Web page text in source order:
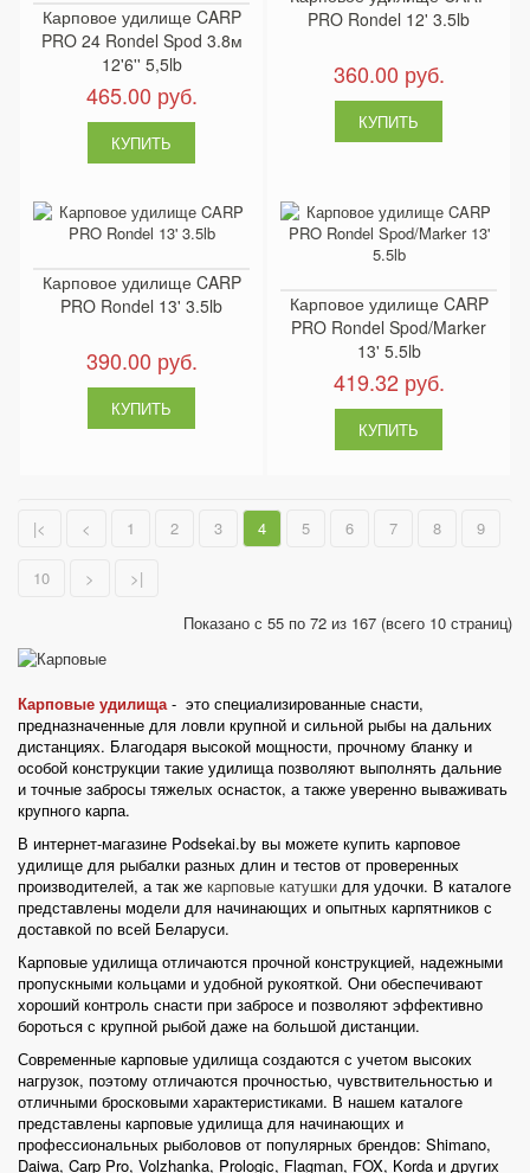
Карповые удилища - это специализированные снасти,
предназначенные для ловли крупной и сильной рыбы на дальних
дистанциях. Благодаря высокой мощности, прочному бланку и
особой конструкции такие удилища позволяют выполнять дальние
и точные забросы тяжелых оснасток, а также уверенно вываживать
крупного карпа.
В интернет-магазине Podsekai.by вы можете купить карповое
удилище для рыбалки разных длин и тестов от проверенных
производителей, а так же карповые катушки для удочки. В каталоге
представлены модели для начинающих и опытных карпятников с
доставкой по всей Беларуси.
Карповые удилища отличаются прочной конструкцией, надежными
пропускными кольцами и удобной рукояткой. Они обеспечивают
хороший контроль снасти при забросе и позволяют эффективно
бороться с крупной рыбой даже на большой дистанции.
Современные карповые удилища создаются с учетом высоких
нагрузок, поэтому отличаются прочностью, чувствительностью и
отличными бросковыми характеристиками. В нашем каталоге
представлены карповые удилища для начинающих и
профессиональных рыболовов от популярных брендов: Shimano,
Daiwa, Carp Pro, Volzhanka, Prologic, Flagman, FOX, Korda и других
Карповое удилище CARP
PRO 24 Rondel Spod 3.8м
12'6'' 5,5lb
465.00 руб.
PRO Rondel 12' 3.5lb
360.00 руб.
Карповое удилище CARP
PRO Rondel 13' 3.5lb
390.00 руб.
Карповое удилище CARP
PRO Rondel Spod/Marker
13' 5.5lb
419.32 руб.
|< < 1 2 3 4 5 6 7 8 9
10 >
>|
Показано с 55 по 72 из 167 (всего 10 страниц)